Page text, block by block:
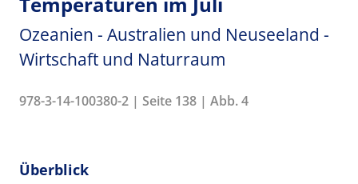
Ozeanien - Australien und Neuseeland -
Wirtschaft und Naturraum
978-3-14-100380-2 | Seite 138 | Abb. 4
Überblick